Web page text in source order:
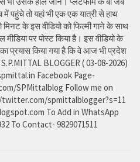
पहुंचे तो यहां भी एक एक यात्री से हाथ
मिनट के इस वीडियो को फिल्मी गाने के साथ
पर पोस्ट किया है। इस वीडियो के
प्रयास किया गया है कि वे आज भी प्रदेश
BLOGGER ( 03-08-2026)
Facebook Page-
SPMittalblog Follow me on
spmittalblogger?s=11
To Add in WhatsApp
To Contact- 9829071511